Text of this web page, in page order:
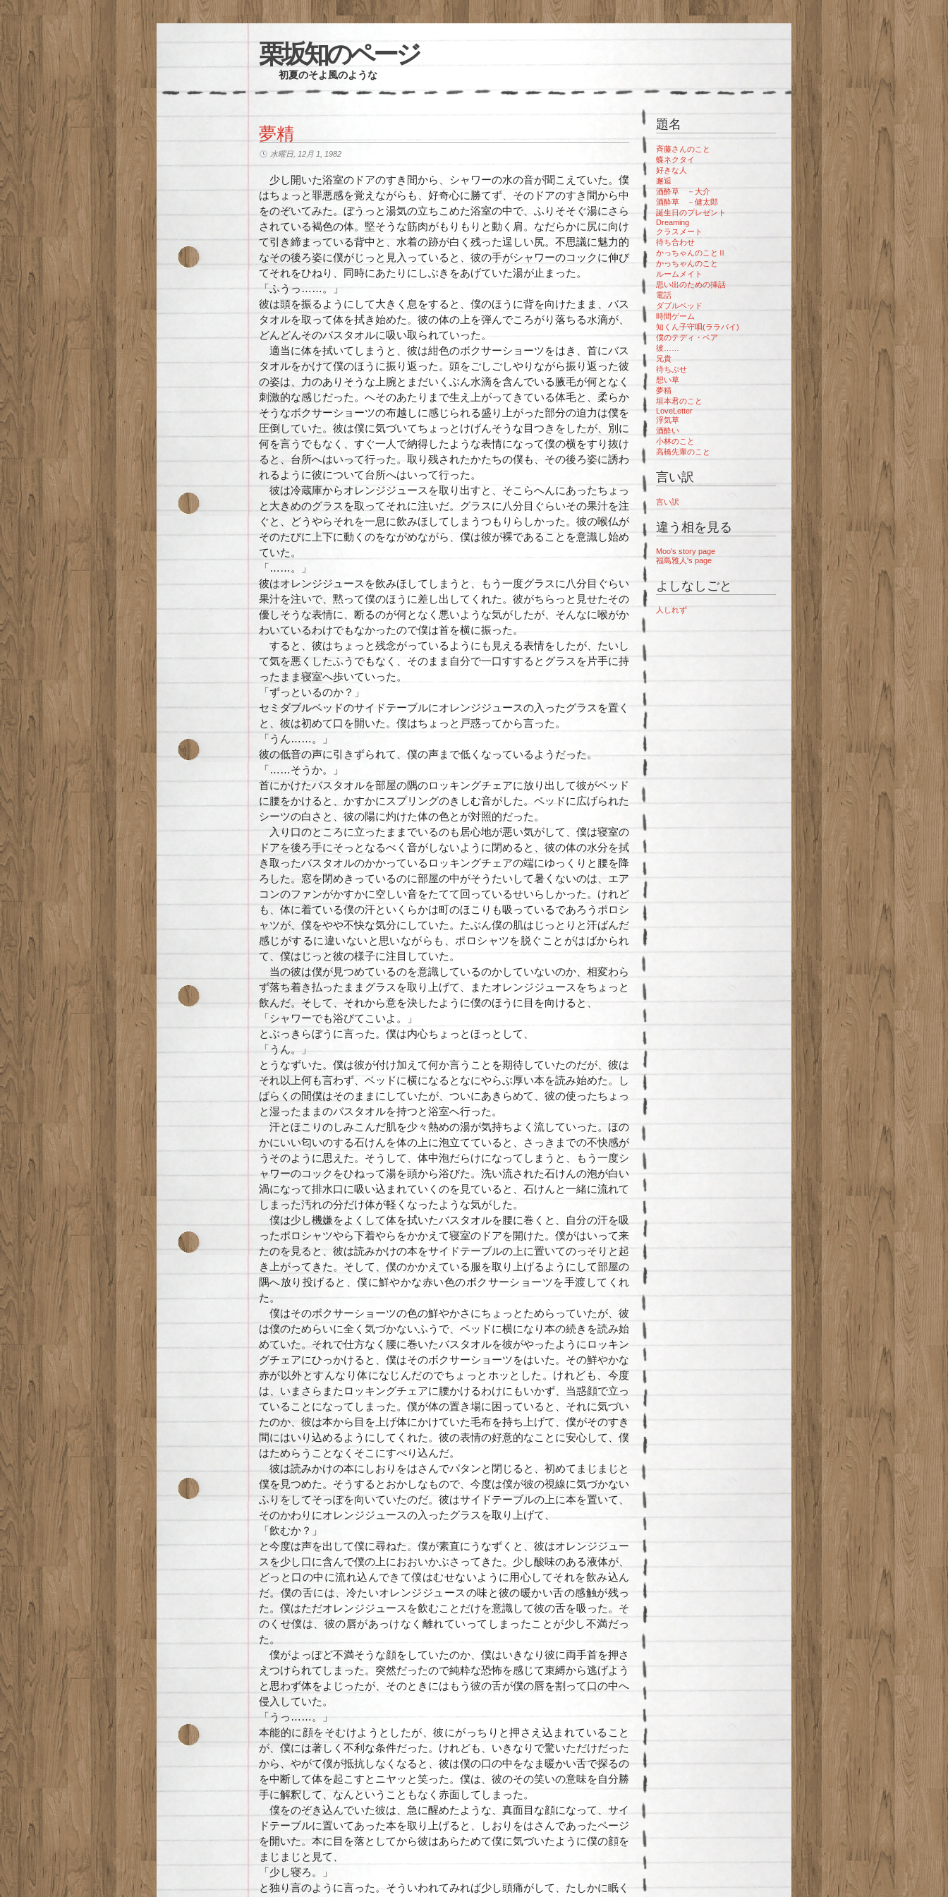
栗坂知のページ
初夏のそよ風のような
夢精
水曜日, 12月 1, 1982
少し開いた浴室のドアのすき間から、シャワーの水の音が聞こえていた。僕
はちょっと罪悪感を覚えながらも、好奇心に勝てず、そのドアのすき間から中
をのぞいてみた。ぼうっと湯気の立ちこめた浴室の中で、ふりそそぐ湯にさら
されている褐色の体。堅そうな筋肉がもりもりと動く肩。なだらかに尻に向け
て引き締まっている背中と、水着の跡が白く残った逞しい尻。不思議に魅力的
なその後ろ姿に僕がじっと見入っていると、彼の手がシャワーのコックに伸び
てそれをひねり、同時にあたりにしぶきをあげていた湯が止まった。
「ふうっ……。」
彼は頭を振るようにして大きく息をすると、僕のほうに背を向けたまま、バス
タオルを取って体を拭き始めた。彼の体の上を弾んでころがり落ちる水滴が、
どんどんそのバスタオルに吸い取られていった。
適当に体を拭いてしまうと、彼は紺色のボクサーショーツをはき、首にバス
タオルをかけて僕のほうに振り返った。頭をごしごしやりながら振り返った彼
の姿は、力のありそうな上腕とまだいくぶん水滴を含んでいる腋毛が何となく
刺激的な感じだった。へそのあたりまで生え上がってきている体毛と、柔らか
そうなボクサーショーツの布越しに感じられる盛り上がった部分の迫力は僕を
圧倒していた。彼は僕に気づいてちょっとけげんそうな目つきをしたが、別に
何を言うでもなく、すぐ一人で納得したような表情になって僕の横をすり抜け
ると、台所へはいって行った。取り残されたかたちの僕も、その後ろ姿に誘わ
れるように彼について台所へはいって行った。
彼は冷蔵庫からオレンジジュースを取り出すと、そこらへんにあったちょっ
と大きめのグラスを取ってそれに注いだ。グラスに八分目ぐらいその果汁を注
ぐと、どうやらそれを一息に飲みほしてしまうつもりらしかった。彼の喉仏が
そのたびに上下に動くのをながめながら、僕は彼が裸であることを意識し始め
ていた。
「……。」
彼はオレンジジュースを飲みほしてしまうと、もう一度グラスに八分目ぐらい
果汁を注いで、黙って僕のほうに差し出してくれた。彼がちらっと見せたその
優しそうな表情に、断るのが何となく悪いような気がしたが、そんなに喉がか
わいているわけでもなかったので僕は首を横に振った。
すると、彼はちょっと残念がっているようにも見える表情をしたが、たいし
て気を悪くしたふうでもなく、そのまま自分で一口すするとグラスを片手に持
ったまま寝室へ歩いていった。
「ずっといるのか？」
セミダブルベッドのサイドテーブルにオレンジジュースの入ったグラスを置く
と、彼は初めて口を開いた。僕はちょっと戸惑ってから言った。
「うん……。」
彼の低音の声に引きずられて、僕の声まで低くなっているようだった。
「……そうか。」
首にかけたバスタオルを部屋の隅のロッキングチェアに放り出して彼がベッド
に腰をかけると、かすかにスプリングのきしむ音がした。ベッドに広げられた
シーツの白さと、彼の陽に灼けた体の色とが対照的だった。
入り口のところに立ったままでいるのも居心地が悪い気がして、僕は寝室の
ドアを後ろ手にそっとなるべく音がしないように閉めると、彼の体の水分を拭
き取ったバスタオルのかかっているロッキングチェアの端にゆっくりと腰を降
ろした。窓を閉めきっているのに部屋の中がそうたいして暑くないのは、エア
コンのファンがかすかに空しい音をたてて回っているせいらしかった。けれど
も、体に着ている僕の汗といくらかは町のほこりも吸っているであろうポロシ
ャツが、僕をやや不快な気分にしていた。たぶん僕の肌はじっとりと汗ばんだ
感じがするに違いないと思いながらも、ポロシャツを脱ぐことがはばかられ
て、僕はじっと彼の様子に注目していた。
当の彼は僕が見つめているのを意識しているのかしていないのか、相変わら
ず落ち着き払ったままグラスを取り上げて、またオレンジジュースをちょっと
飲んだ。そして、それから意を決したように僕のほうに目を向けると、
「シャワーでも浴びてこいよ。」
とぶっきらぼうに言った。僕は内心ちょっとほっとして、
「うん。」
とうなずいた。僕は彼が付け加えて何か言うことを期待していたのだが、彼は
それ以上何も言わず、ベッドに横になるとなにやらぶ厚い本を読み始めた。し
ばらくの間僕はそのままにしていたが、ついにあきらめて、彼の使ったちょっ
と湿ったままのバスタオルを持つと浴室へ行った。
汗とほこりのしみこんだ肌を少々熱めの湯が気持ちよく流していった。ほの
かにいい匂いのする石けんを体の上に泡立てていると、さっきまでの不快感が
うそのように思えた。そうして、体中泡だらけになってしまうと、もう一度シ
ャワーのコックをひねって湯を頭から浴びた。洗い流された石けんの泡が白い
渦になって排水口に吸い込まれていくのを見ていると、石けんと一緒に流れて
しまった汚れの分だけ体が軽くなったような気がした。
僕は少し機嫌をよくして体を拭いたバスタオルを腰に巻くと、自分の汗を吸
ったポロシャツやら下着やらをかかえて寝室のドアを開けた。僕がはいって来
たのを見ると、彼は読みかけの本をサイドテーブルの上に置いてのっそりと起
き上がってきた。そして、僕のかかえている服を取り上げるようにして部屋の
隅へ放り投げると、僕に鮮やかな赤い色のボクサーショーツを手渡してくれ
た。
僕はそのボクサーショーツの色の鮮やかさにちょっとためらっていたが、彼
は僕のためらいに全く気づかないふうで、ベッドに横になり本の続きを読み始
めていた。それで仕方なく腰に巻いたバスタオルを彼がやったようにロッキン
グチェアにひっかけると、僕はそのボクサーショーツをはいた。その鮮やかな
赤が以外とすんなり体になじんだのでちょっとホッとした。けれども、今度
は、いまさらまたロッキングチェアに腰かけるわけにもいかず、当惑顔で立っ
ていることになってしまった。僕が体の置き場に困っていると、それに気づい
たのか、彼は本から目を上げ体にかけていた毛布を持ち上げて、僕がそのすき
間にはいり込めるようにしてくれた。彼の表情の好意的なことに安心して、僕
はためらうことなくそこにすべり込んだ。
彼は読みかけの本にしおりをはさんでパタンと閉じると、初めてまじまじと
僕を見つめた。そうするとおかしなもので、今度は僕が彼の視線に気づかない
ふりをしてそっぽを向いていたのだ。彼はサイドテーブルの上に本を置いて、
そのかわりにオレンジジュースの入ったグラスを取り上げて、
「飲むか？」
と今度は声を出して僕に尋ねた。僕が素直にうなずくと、彼はオレンジジュー
スを少し口に含んで僕の上におおいかぶさってきた。少し酸味のある液体が、
どっと口の中に流れ込んできて僕はむせないように用心してそれを飲み込ん
だ。僕の舌には、冷たいオレンジジュースの味と彼の暖かい舌の感触が残っ
た。僕はただオレンジジュースを飲むことだけを意識して彼の舌を吸った。そ
のくせ僕は、彼の唇があっけなく離れていってしまったことが少し不満だっ
た。
僕がよっぽど不満そうな顔をしていたのか、僕はいきなり彼に両手首を押さ
えつけられてしまった。突然だったので純粋な恐怖を感じて束縛から逃げよう
と思わず体をよじったが、そのときにはもう彼の舌が僕の唇を割って口の中へ
侵入していた。
「うっ……。」
本能的に顔をそむけようとしたが、彼にがっちりと押さえ込まれていること
が、僕には著しく不利な条件だった。けれども、いきなりで驚いただけだった
から、やがて僕が抵抗しなくなると、彼は僕の口の中をなま暖かい舌で探るの
を中断して体を起こすとニヤッと笑った。僕は、彼のその笑いの意味を自分勝
手に解釈して、なんということもなく赤面してしまった。
僕をのぞき込んでいた彼は、急に醒めたような、真面目な顔になって、サイ
ドテーブルに置いてあった本を取り上げると、しおりをはさんであったページ
を開いた。本に目を落としてから彼はあらためて僕に気づいたように僕の顔を
まじまじと見て、
「少し寝ろ。」
と独り言のように言った。そういわれてみれば少し頭痛がして、たしかに眠く
題名
斉藤さんのこと
蝶ネクタイ
好きな人
邂逅
酒酔草 －大介
酒酔草 －健太郎
誕生日のプレゼント
Dreaming
クラスメート
待ち合わせ
かっちゃんのことⅡ
かっちゃんのこと
ルームメイト
思い出のための挿話
電話
ダブルベッド
時間ゲーム
知くん子守唄(ララバイ)
僕のテディ・ベア
彼……
兄貴
待ちぶせ
想い草
夢精
垣本君のこと
LoveLetter
浮気草
酒酔い
小林のこと
高橋先輩のこと
言い訳
言い訳
違う相を見る
Moo's story page
福島雅人's page
よしなしごと
人しれず